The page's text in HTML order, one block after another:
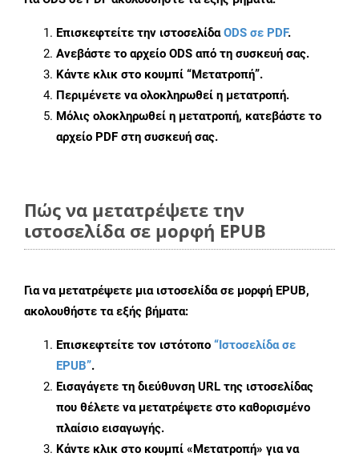
Επισκεφτείτε την ιστοσελίδαODS σε PDF.
Ανεβάστε το αρχείο ODS από τη συσκευή σας.
Κάντε κλικ στο κουμπί “Μετατροπή”.
Περιμένετε να ολοκληρωθεί η μετατροπή.
Μόλις ολοκληρωθεί η μετατροπή, κατεβάστε το
αρχείο PDF στη συσκευή σας.
Πώς να μετατρέψετε την
ιστοσελίδα σε μορφή EPUB
Για να μετατρέψετε μια ιστοσελίδα σε μορφή EPUB,
ακολουθήστε τα εξής βήματα:
Επισκεφτείτε τον ιστότοπο “Ιστοσελίδα σε
EPUB”.
Εισαγάγετε τη διεύθυνση URL της ιστοσελίδας
που θέλετε να μετατρέψετε στο καθορισμένο
πλαίσιο εισαγωγής.
Κάντε κλικ στο κουμπί «Μετατροπή» για να